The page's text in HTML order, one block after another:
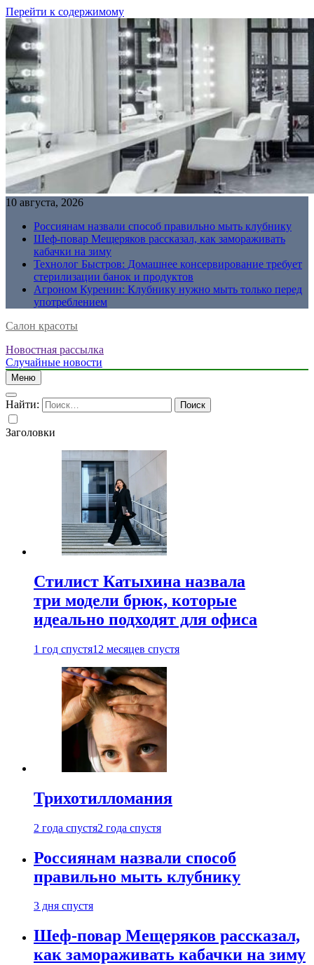
Перейти к содержимому
10 августа, 2026
Россиянам назвали способ правильно мыть клубнику
Шеф-повар Мещеряков рассказал, как замораживать
кабачки на зиму
Технолог Быстров: Домашнее консервирование требует
стерилизации банок и продуктов
Агроном Куренин: Клубнику нужно мыть только перед
употреблением
Салон красоты
Новостная рассылка
Случайные новости
Меню
Найти:
Заголовки
Стилист Катыхина назвала
три модели брюк, которые
идеально подходят для офиса
1 год спустя12 месяцев спустя
Трихотилломания
2 года спустя2 года спустя
Россиянам назвали способ
правильно мыть клубнику
3 дня спустя
Шеф-повар Мещеряков рассказал,
как замораживать кабачки на зиму